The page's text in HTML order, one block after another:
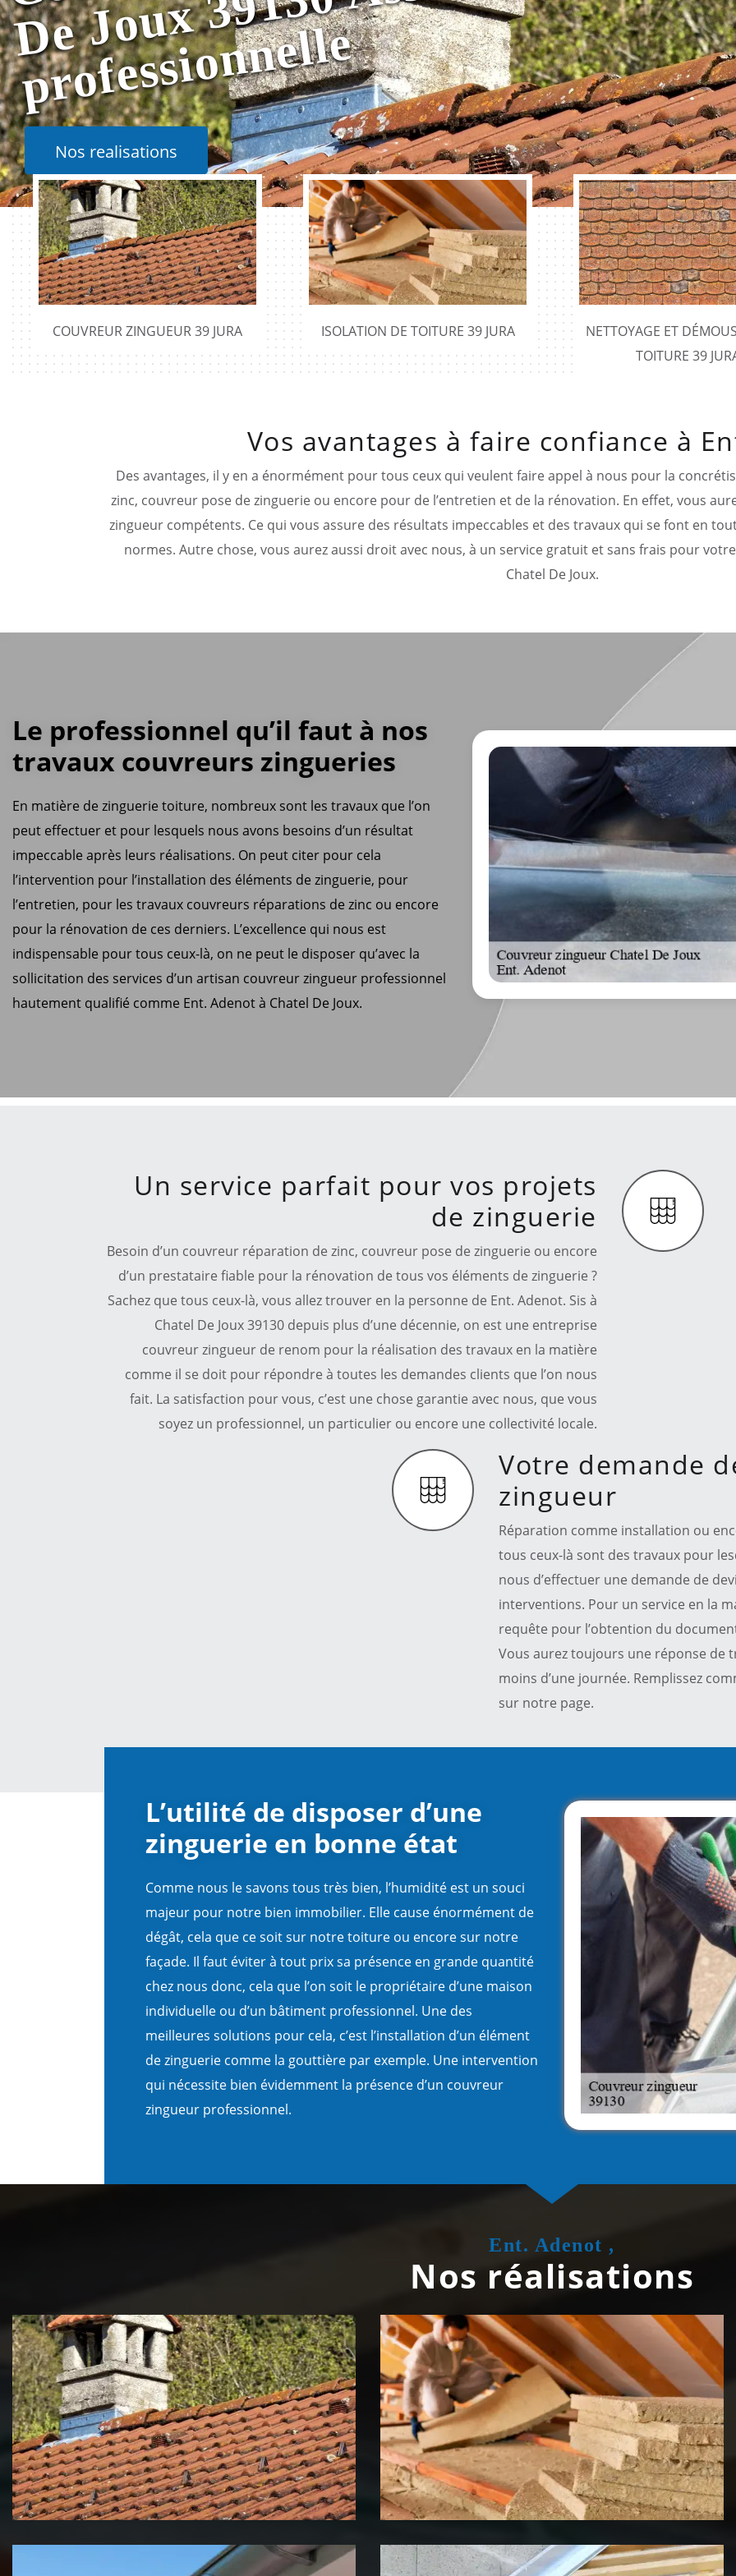
e
Nos realisations
COUVREUR ZINGUEUR 39 JURA ISOLATION DE TOITURE 39 JURA
NETTOYAGE ET
TOITURE 39
Vos avantages à faire confiance à
Des avantages, il y en a énormément pour tous ceux qui veulent faire appel à nous pour la
zinc, couvreur pose de zinguerie ou encore pour de l’entretien et de la rénovation. En effet, vous
zingueur compétents. Ce qui vous assure des résultats impeccables et des travaux qui se font en
normes. Autre chose, vous aurez aussi droit avec nous, à un service gratuit et sans frais pour
Chatel De Joux.
Le professionnel qu’il faut à nos
travaux couvreurs zingueries
En matière de zinguerie toiture, nombreux sont les travaux que l’on
peut effectuer et pour lesquels nous avons besoins d’un résultat
impeccable après leurs réalisations. On peut citer pour cela
l’intervention pour l’installation des éléments de zinguerie, pour
l’entretien, pour les travaux couvreurs réparations de zinc ou encore
pour la rénovation de ces derniers. L’excellence qui nous est
indispensable pour tous ceux-là, on ne peut le disposer qu’avec la
sollicitation des services d’un artisan couvreur zingueur professionnel
hautement qualifié comme Ent. Adenot à Chatel De Joux.
Un service parfait pour vos projets
de zinguerie
Besoin d’un couvreur réparation de zinc, couvreur pose de zinguerie ou encore
d’un prestataire fiable pour la rénovation de tous vos éléments de zinguerie ?
Sachez que tous ceux-là, vous allez trouver en la personne de Ent. Adenot. Sis à
Chatel De Joux 39130 depuis plus d’une décennie, on est une entreprise
couvreur zingueur de renom pour la réalisation des travaux en la matière
comme il se doit pour répondre à toutes les demandes clients que l’on nous
fait. La satisfaction pour vous, c’est une chose garantie avec nous, que vous
soyez un professionnel, un particulier ou encore une collectivité locale.
Votre demande
zingueur
Réparation comme installation ou
tous ceux-là sont des travaux pour
nous d’effectuer une demande de
interventions. Pour un service en la
requête pour l’obtention du
Vous aurez toujours une réponse de
moins d’une journée. Remplissez
sur notre page.
L’utilité de disposer d’une
zinguerie en bonne état
Comme nous le savons tous très bien, l’humidité est un souci
majeur pour notre bien immobilier. Elle cause énormément de
dégât, cela que ce soit sur notre toiture ou encore sur notre
façade. Il faut éviter à tout prix sa présence en grande quantité
chez nous donc, cela que l’on soit le propriétaire d’une maison
individuelle ou d’un bâtiment professionnel. Une des
meilleures solutions pour cela, c’est l’installation d’un élément
de zinguerie comme la gouttière par exemple. Une intervention
qui nécessite bien évidemment la présence d’un couvreur
zingueur professionnel.
Ent. Adenot ,
Nos réalisations
Couvreur zingueur 39 Jura Isolation de toiture 39 Jura